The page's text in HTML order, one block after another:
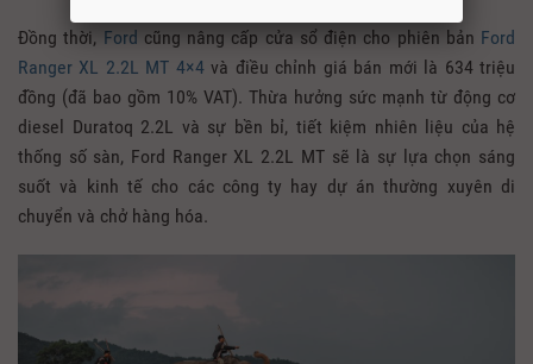
Đồng thời, Ford cũng nâng cấp cửa sổ điện cho phiên bản Ford
Ranger XL 2.2L MT 4×4và điều chỉnh giá bán mới là 634 triệu
đồng (đã bao gồm 10% VAT). Thừa hưởng sức mạnh từ động cơ
diesel Duratoq 2.2L và sự bền bỉ, tiết kiệm nhiên liệu của hệ
thống số sàn, Ford Ranger XL 2.2L MT sẽ là sự lựa chọn sáng
suốt và kinh tế cho các công ty hay dự án thường xuyên di
chuyển và chở hàng hóa.